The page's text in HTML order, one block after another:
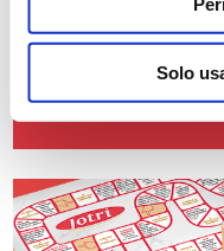
Solo
Un distintivo que
productos
catas a ciegas